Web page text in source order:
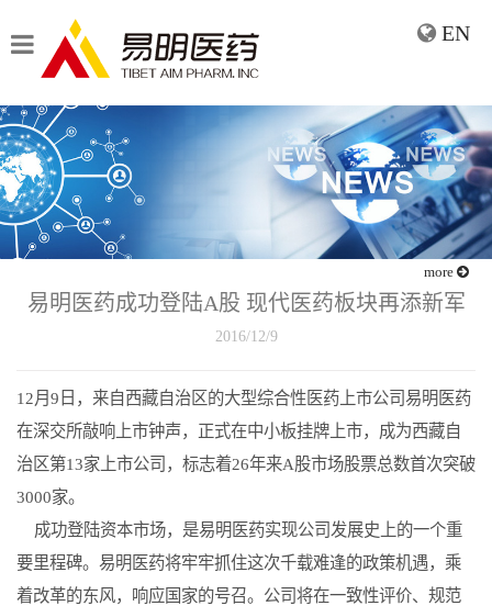
EN
more
易明医药成功登陆A股 现代医药板块再添新军
2016/12/9
12月9日，来自西藏自治区的大型综合性医药上市公司易明医药
在深交所敲响上市钟声，正式在中小板挂牌上市，成为西藏自
治区第13家上市公司，标志着26年来A股市场股票总数首次突破
3000家。
成功登陆资本市场，是易明医药实现公司发展史上的一个重
要里程碑。易明医药将牢牢抓住这次千载难逢的政策机遇，乘
着改革的东风，响应国家的号召。公司将在一致性评价、规范